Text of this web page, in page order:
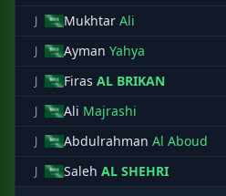
J Mukhtar Ali
J
Ayman Yahya
J
Firas AL BRIKAN
J
Ali Majrashi
J
Abdulrahman Al Aboud
J
Saleh AL SHEHRI